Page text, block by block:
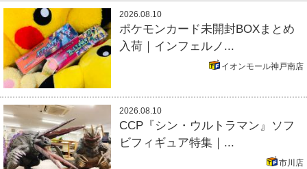
2026.08.10
ポケモンカード未開封BOXまとめ
入荷｜インフェルノ...
イオンモール神戸南店
2026.08.10
CCP『シン・ウルトラマン』ソフ
ビフィギュア特集｜...
市川店